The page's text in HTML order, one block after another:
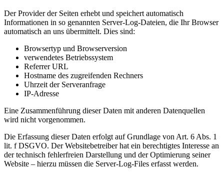
Der Provider der Seiten erhebt und speichert automatisch
Informationen in so genannten Server-Log-Dateien, die Ihr Browser
automatisch an uns übermittelt. Dies sind:
Browsertyp und Browserversion
verwendetes Betriebssystem
Referrer URL
Hostname des zugreifenden Rechners
Uhrzeit der Serveranfrage
IP-Adresse
Eine Zusammenführung dieser Daten mit anderen Datenquellen
wird nicht vorgenommen.
Die Erfassung dieser Daten erfolgt auf Grundlage von Art. 6 Abs. 1
lit. f DSGVO. Der Websitebetreiber hat ein berechtigtes Interesse an
der technisch fehlerfreien Darstellung und der Optimierung seiner
Website – hierzu müssen die Server-Log-Files erfasst werden.